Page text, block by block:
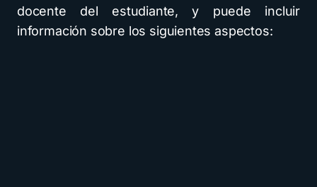
docente del estudiante, y puede incluir
información sobre los siguientes aspectos: